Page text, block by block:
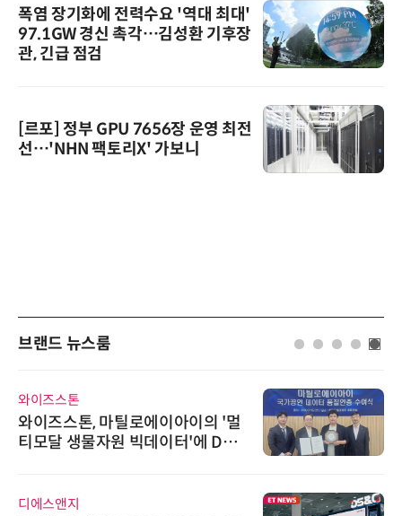
폭염 장기화에 전력수요 '역대 최대'
97.1GW 경신 촉각…김성환 기후장
관, 긴급 점검
[르포] 정부 GPU 7656장 운영 최전
선…'NHN 팩토리X' 가보니
브랜드 뉴스룸
와이즈스톤
와이즈스톤, 마틸로에이아이의 '멀
티모달 생물자원 빅데이터'에 DQ
디에스앤지